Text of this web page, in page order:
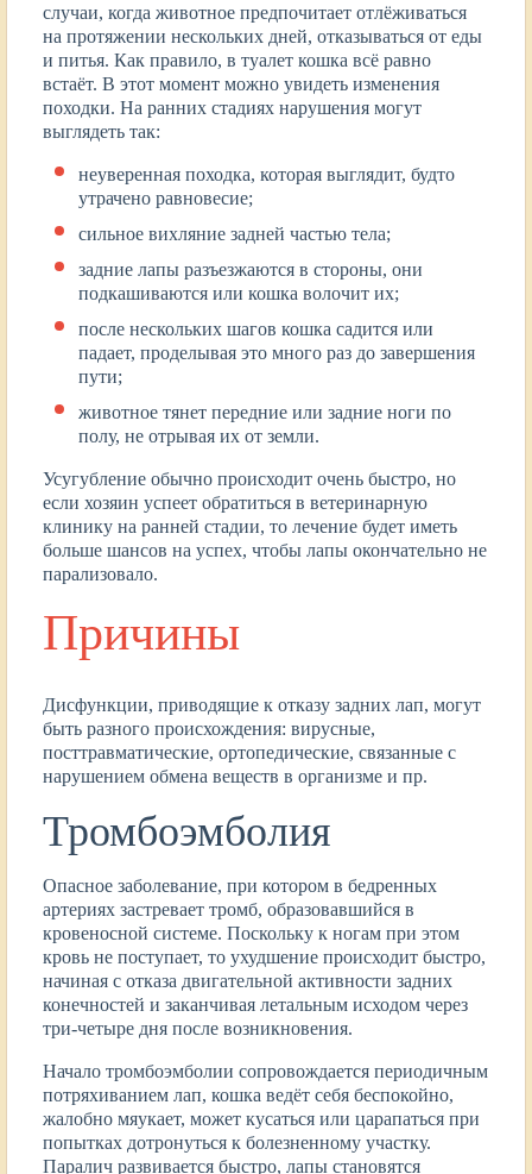
случаи, когда животное предпочитает отлёживаться
на протяжении нескольких дней, отказываться от еды
и питья. Как правило, в туалет кошка всё равно
встаёт. В этот момент можно увидеть изменения
походки. На ранних стадиях нарушения могут
выглядеть так:
неуверенная походка, которая выглядит, будто
утрачено равновесие;
сильное вихляние задней частью тела;
задние лапы разъезжаются в стороны, они
подкашиваются или кошка волочит их;
после нескольких шагов кошка садится или
падает, проделывая это много раз до завершения
пути;
животное тянет передние или задние ноги по
полу, не отрывая их от земли.
Усугубление обычно происходит очень быстро, но
если хозяин успеет обратиться в ветеринарную
клинику на ранней стадии, то лечение будет иметь
больше шансов на успех, чтобы лапы окончательно не
парализовало.
Причины
Дисфункции, приводящие к отказу задних лап, могут
быть разного происхождения: вирусные,
посттравматические, ортопедические, связанные с
нарушением обмена веществ в организме и пр.
Тромбоэмболия
Опасное заболевание, при котором в бедренных
артериях застревает тромб, образовавшийся в
кровеносной системе. Поскольку к ногам при этом
кровь не поступает, то ухудшение происходит быстро,
начиная с отказа двигательной активности задних
конечностей и заканчивая летальным исходом через
три-четыре дня после возникновения.
Начало тромбоэмболии сопровождается периодичным
потряхиванием лап, кошка ведёт себя беспокойно,
жалобно мяукает, может кусаться или царапаться при
попытках дотронуться к болезненному участку.
Паралич развивается быстро, лапы становятся